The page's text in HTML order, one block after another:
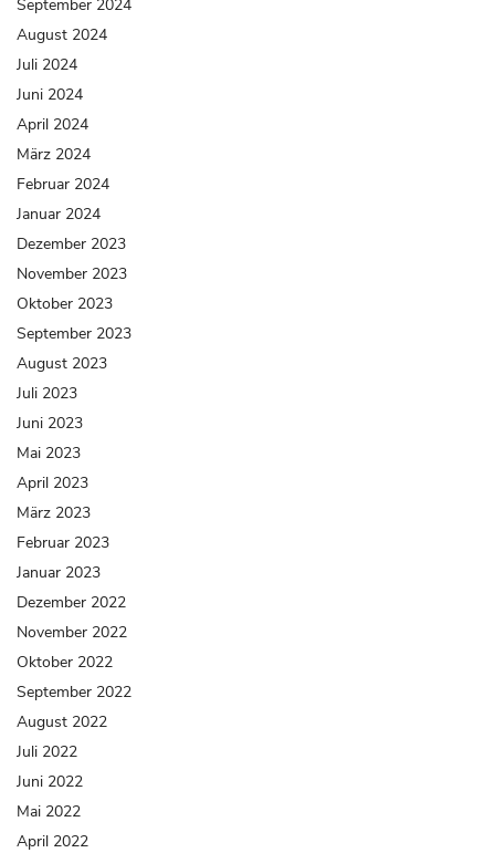
September 2024
August 2024
Juli 2024
Juni 2024
April 2024
März 2024
Februar 2024
Januar 2024
Dezember 2023
November 2023
Oktober 2023
September 2023
August 2023
Juli 2023
Juni 2023
Mai 2023
April 2023
März 2023
Februar 2023
Januar 2023
Dezember 2022
November 2022
Oktober 2022
September 2022
August 2022
Juli 2022
Juni 2022
Mai 2022
April 2022